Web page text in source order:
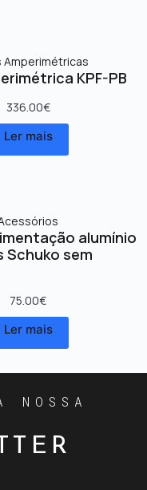
Amperimétricas
KPF-PB
336.00€
Ler mais
alumínio
Schuko sem
75.00€
Ler mais
NOSSA